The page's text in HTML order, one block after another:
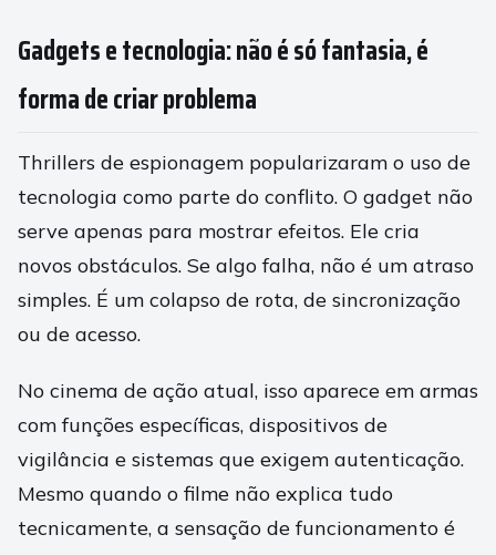
Gadgets e tecnologia: não é só fantasia, é
forma de criar problema
Thrillers de espionagem popularizaram o uso de
tecnologia como parte do conflito. O gadget não
serve apenas para mostrar efeitos. Ele cria
novos obstáculos. Se algo falha, não é um atraso
simples. É um colapso de rota, de sincronização
ou de acesso.
No cinema de ação atual, isso aparece em armas
com funções específicas, dispositivos de
vigilância e sistemas que exigem autenticação.
Mesmo quando o filme não explica tudo
tecnicamente, a sensação de funcionamento é